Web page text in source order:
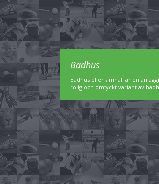
Badhus
Badhus eller simhall är en
rolig och omtyckt variant av